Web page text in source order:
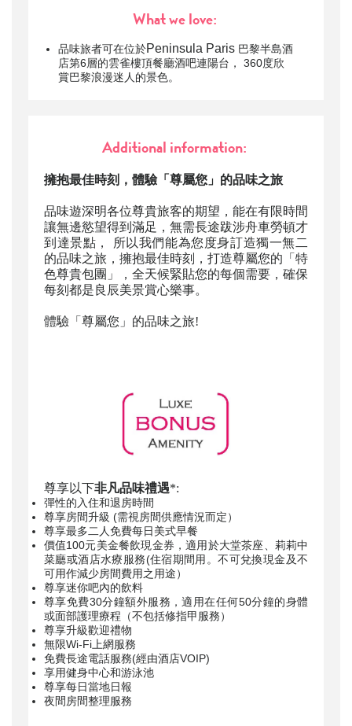
What we love:
品味旅者可在位於Peninsula Paris 巴黎半島酒
店第6層的雲雀樓頂餐廳酒吧連陽台， 360度欣
賞巴黎浪漫迷人的景色。
Additional information:
擁抱最佳時刻，體驗「尊屬您」的品味之旅
品味遊深明各位尊貴旅客的期望，能在有限時間
讓無邊慾望得到滿足，無需長途跋涉舟車勞頓才
到達景點， 所以我們能為您度身訂造獨一無二
的品味之旅，擁抱最佳時刻，打造尊屬您的「特
色尊貴包團」，全天候緊貼您的每個需要，確保
每刻都是良辰美景賞心樂事。
體驗「尊屬您」的品味之旅!
尊享以下非凡品味禮遇*:
彈性的入住和退房時間
尊享房間升級 (需視房間供應情況而定）
尊享最多二人免費每日美式早餐
價值100元美金餐飲現金券，適用於大堂茶座、莉莉中
菜廳或酒店水療服務(住宿期間用。不可兌換現金及不
可用作減少房間費用之用途）
尊享迷你吧內的飲料
尊享免費30分鐘額外服務，適用在任何50分鐘的身體
或面部護理療程（不包括修指甲服務）
尊享升級歡迎禮物
無限Wi-Fi上網服務
免費長途電話服務(經由酒店VOIP)
享用健身中心和游泳池
尊享每日當地日報
夜間房間整理服務